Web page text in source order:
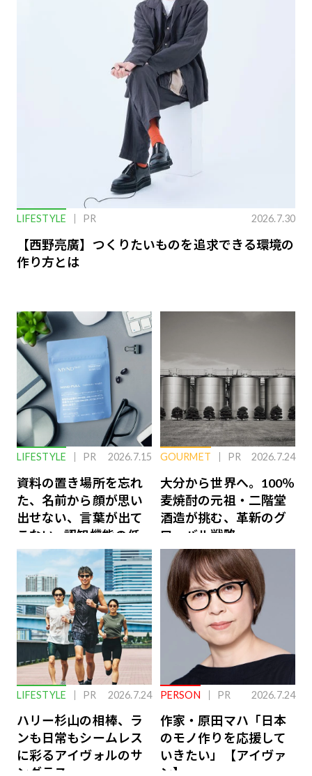
LIFESTYLE PR 2026.7.30
【西野亮廣】つくりたいものを追求できる環境の
作り方とは
LIFESTYLE PR 2026.7.15
資料の置き場所を忘れ
た、名前から顔が思い
出せない、言葉が出て
こない…認知機能の低
下を救う、脳のインナ
ーケアとは
GOURMET PR 2026.7.24
大分から世界へ。100％
麦焼酎の元祖・二階堂
酒造が挑む、革新のグ
ローバル戦略
LIFESTYLE PR 2026.7.24
ハリー杉山の相棒、ラ
ンも日常もシームレス
に彩るアイヴォルのサ
ングラス
PERSON PR 2026.7.24
作家・原田マハ「日本
のモノ作りを応援して
いきたい」【アイヴァ
ン】